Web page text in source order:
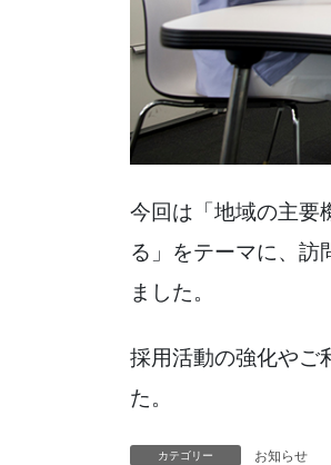
今回は「地域の主要
る」をテーマに、訪
ました。
採用活動の強化やご
た。
カテゴリー お知らせ